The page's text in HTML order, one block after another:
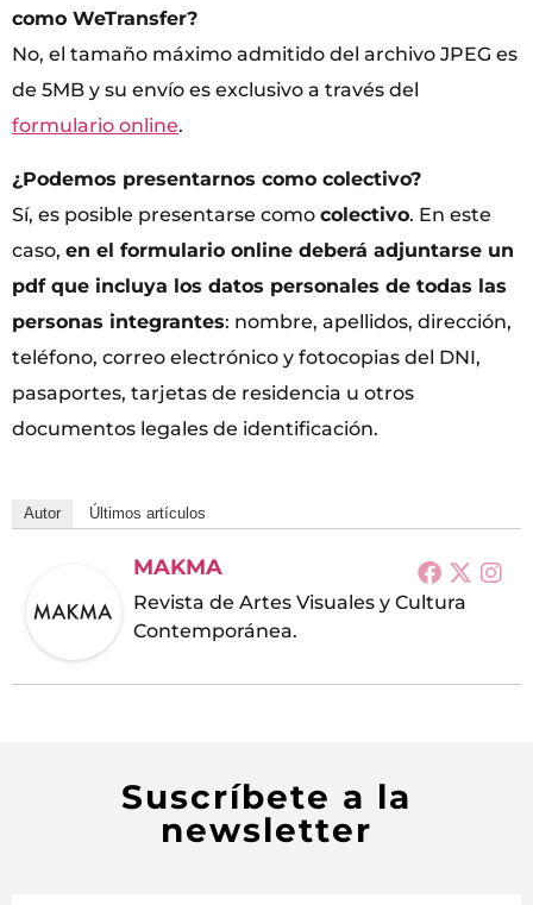
como WeTransfer?
No, el tamaño máximo admitido del archivo JPEG es
de 5MB y su envío es exclusivo a través del
formulario online.
¿Podemos presentarnos como colectivo?
Sí, es posible presentarse como colectivo. En este
caso, en el formulario online deberá adjuntarse un
pdf que incluya los datos personales de todas las
personas integrantes: nombre, apellidos, dirección,
teléfono, correo electrónico y fotocopias del DNI,
pasaportes, tarjetas de residencia u otros
documentos legales de identificación.
Autor Últimos artículos
MAKMA
Revista de Artes Visuales y Cultura
Contemporánea.
Suscríbete a la
newsletter